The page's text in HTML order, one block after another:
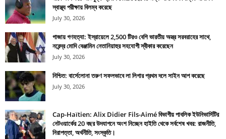
স্বাস্থ্য পরীক্ষায় বিলম্ব করেছে
July 30, 2026
গাজায় গণহত্যা: ইস্রায়েলে 2,500 টিরও বেশি ভারতীয় অস্ত্র সরবরাহের সাথে,
নরেন্দ্র মোদি বেঞ্জামিন নেতানিয়াহুর সহযোগী স্বীকার করেছেন
July 30, 2026
নিশ্চিত: বার্সেলোনা তরুণ সফলভাবে লা লিগার প্রথম দলে সাইন আপ করেছে
July 30, 2026
Cap-Haïtien: Alix Didier Fils-Aimé বিভাগীয় পাবলিক ইউনিভার্সিটির
নেটওয়ার্কের 20 বছর উদযাপনে অংশ নিচ্ছেন হাইতি থেকে সর্বশেষ খবর: রাজনীতি,
নিরাপত্তা, অর্থনীতি, সংস্কৃতি।